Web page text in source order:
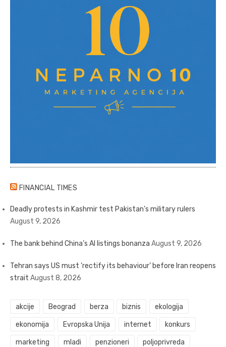
FINANCIAL TIMES
Deadly protests in Kashmir test Pakistan’s military rulers
August 9, 2026
The bank behind China’s AI listings bonanza August 9, 2026
Tehran says US must ‘rectify its behaviour’ before Iran reopens
strait August 8, 2026
akcije Beograd berza biznis ekologija
ekonomija Evropska Unija internet konkurs
marketing mladi penzioneri poljoprivreda